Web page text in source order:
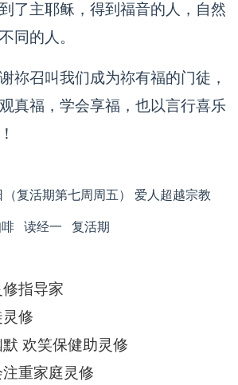
了主耶稣，得到福音的人，自然
同的人。
祢召叫我们成为祢有福的门徒，
真福，学会享福，也以言行喜乐
（复活期第七周周五） 爱人超越宗教
读经一 复活期
指导家
修
欢笑保健助灵修
重家庭灵修